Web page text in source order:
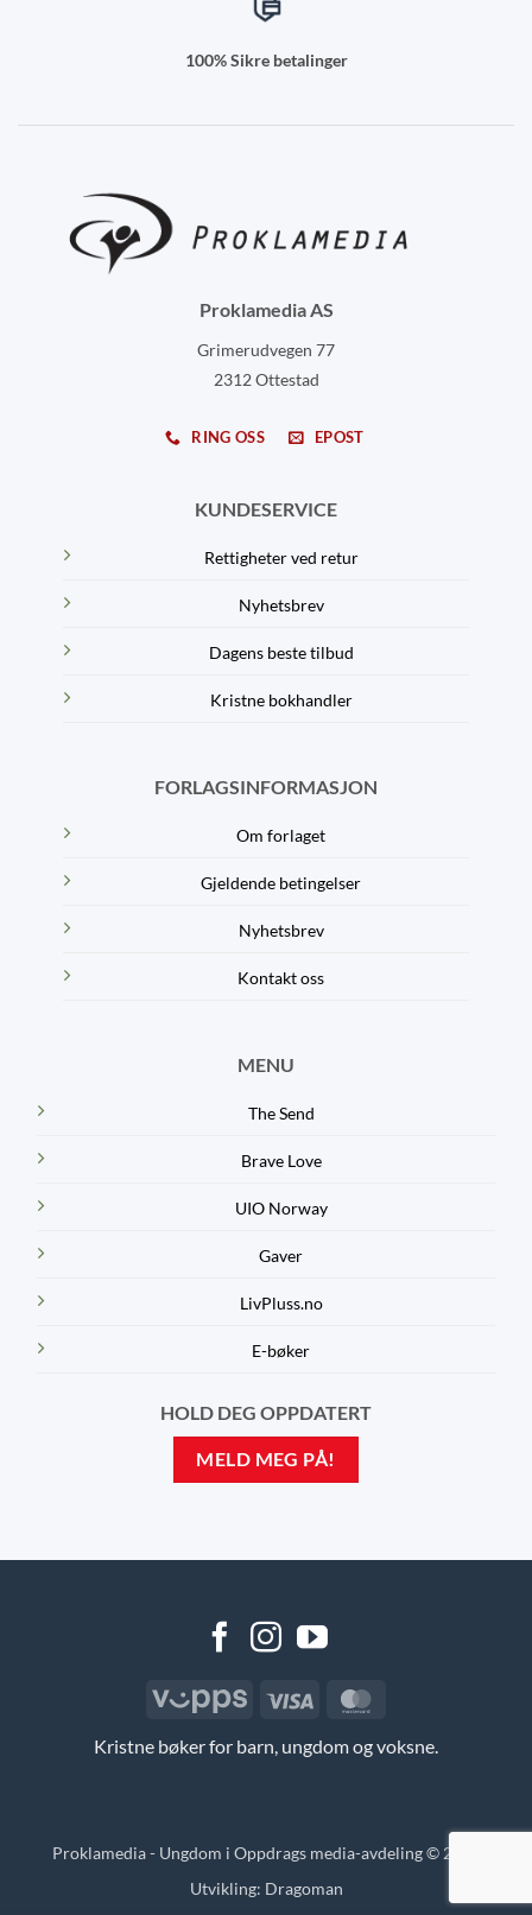
100% Sikre betalinger
Proklamedia AS
Grimerudvegen 77
2312 Ottestad
RING OSS EPOST
KUNDESERVICE
Rettigheter ved retur
Nyhetsbrev
Dagens beste tilbud
Kristne bokhandler
FORLAGSINFORMASJON
Om forlaget
Gjeldende betingelser
Nyhetsbrev
Kontakt oss
MENU
The Send
Brave Love
UIO Norway
Gaver
LivPluss.no
E-bøker
HOLD DEG OPPDATERT
MELD MEG PÅ!
Kristne bøker for barn, ungdom og voksne.
Vipps Visa
Proklamedia - Ungdom i Oppdrags media-avdeling © 2026
Utvikling: Dragoman